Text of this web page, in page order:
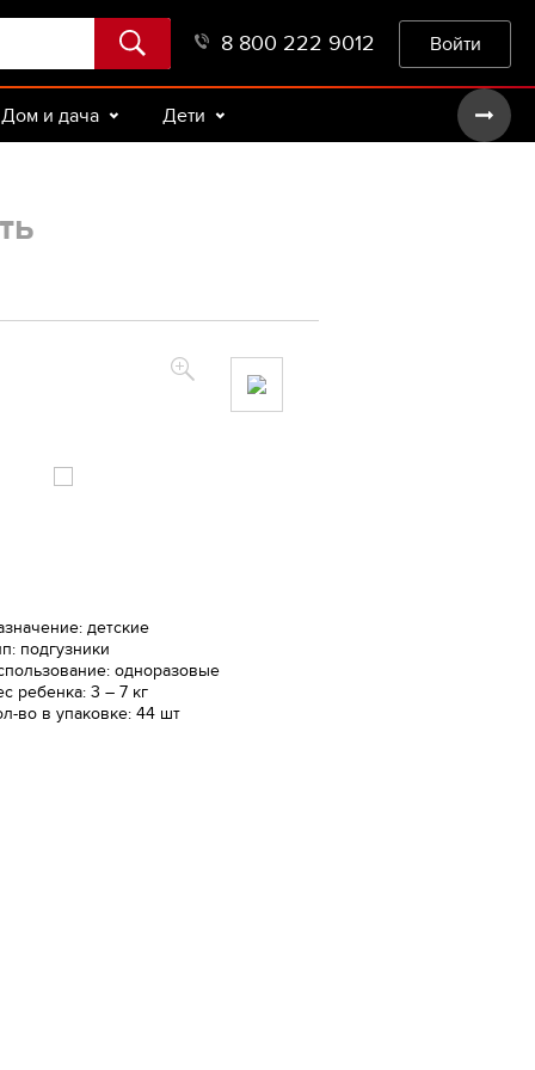
8 800 222 9012 Войти
Дом и дача Дети
детские
подгузники
одноразовые
ребенка: 3 – 7 кг
во в упаковке: 44 шт